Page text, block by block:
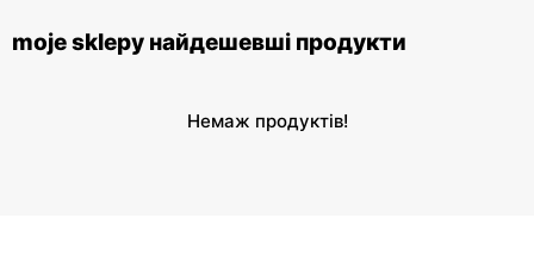
moje sklepy найдешевші продукти
Немаж продуктів!